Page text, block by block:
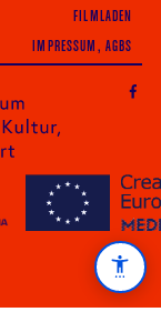
FILMLADEN
IMPRESSUM, AGBS